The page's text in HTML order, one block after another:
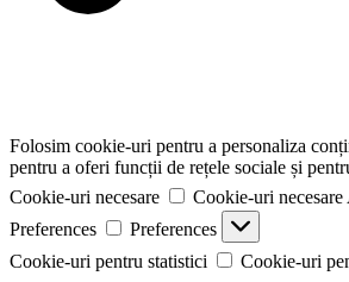
Folosim cookie-uri pentru a personaliza
pentru a oferi funcții de rețele sociale și
Cookie-uri necesare
Cookie-uri necesare
Preferences
Preferences
Cookie-uri pentru statistici
Cookie-uri